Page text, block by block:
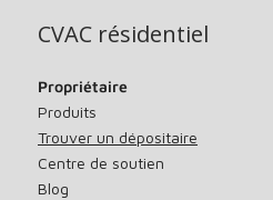
CVAC résidentiel
Propriétaire
Produits
Trouver un dépositaire
Centre de soutien
Blog